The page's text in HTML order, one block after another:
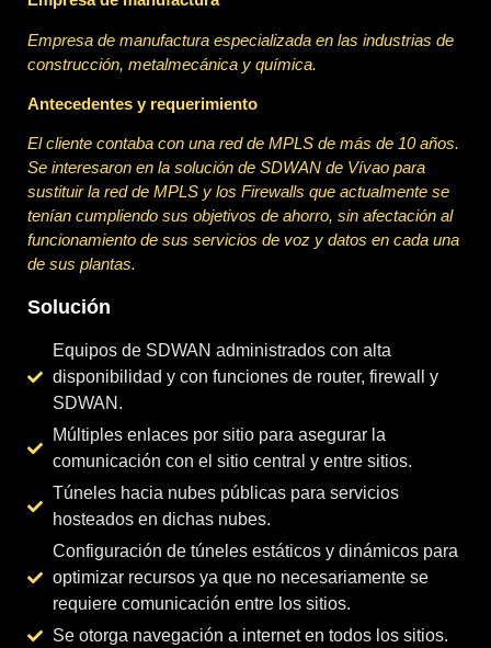
Empresa de manufactura especializada en las industrias de
construcción, metalmecánica y química.
Antecedentes y requerimiento
El cliente contaba con una red de MPLS de más de 10 años.
Se interesaron en la solución de SDWAN de Vívao para
sustituir la red de MPLS y los Firewalls que actualmente se
tenían cumpliendo sus objetivos de ahorro, sin afectación al
funcionamiento de sus servicios de voz y datos en cada una
de sus plantas.
Solución
Equipos de SDWAN administrados con alta
disponibilidad y con funciones de router, firewall y
SDWAN.
Múltiples enlaces por sitio para asegurar la
comunicación con el sitio central y entre sitios.
Túneles hacia nubes públicas para servicios
hosteados en dichas nubes.
Configuración de túneles estáticos y dinámicos para
optimizar recursos ya que no necesariamente se
requiere comunicación entre los sitios.
Se otorga navegación a internet en todos los sitios.